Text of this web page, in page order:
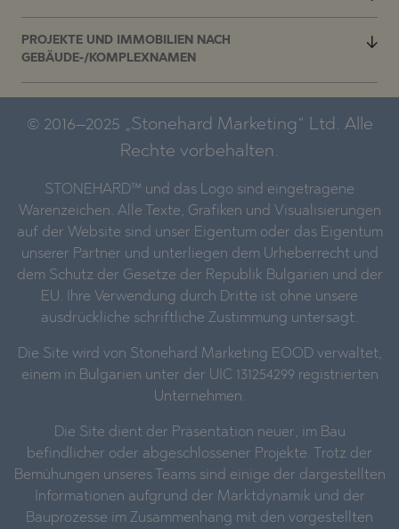
PROJEKTE UND IMMOBILIEN NACH
GEBÄUDE-/KOMPLEXNAMEN
© 2016–2025 „Stonehard Marketing“ Ltd. Alle
Rechte vorbehalten.
STONEHARD™ und das Logo sind eingetragene
Warenzeichen. Alle Texte, Grafiken und Visualisierungen
auf der Website sind unser Eigentum oder das Eigentum
unserer Partner und unterliegen dem Urheberrecht und
dem Schutz der Gesetze der Republik Bulgarien und der
EU. Ihre Verwendung durch Dritte ist ohne unsere
ausdrückliche schriftliche Zustimmung untersagt.
Die Site wird von Stonehard Marketing EOOD verwaltet,
einem in Bulgarien unter der UIC 131254299 registrierten
Unternehmen.
Die Site dient der Präsentation neuer, im Bau
befindlicher oder abgeschlossener Projekte. Trotz der
Bemühungen unseres Teams sind einige der dargestellten
Informationen aufgrund der Marktdynamik und der
Bauprozesse im Zusammenhang mit den vorgestellten